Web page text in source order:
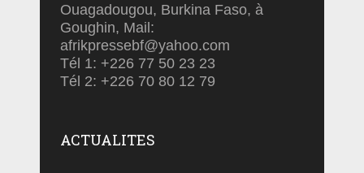
Ouagadougou, Burkina Faso, à
Goughin, Mail:
afrikpressebf@yahoo.com
Tél 1: +226 77 50 23 23
Tél 2: +226 70 80 12 79
ACTUALITES